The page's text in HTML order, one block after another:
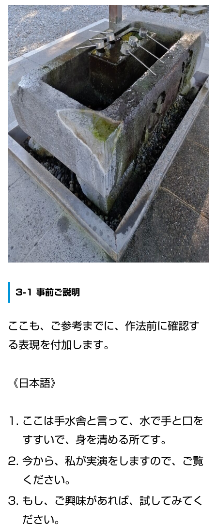
3-1 事前ご説明
ここも、ご参考までに、作法前に確認す
る表現を付加します。
《日本語》
ここは手水舎と言って、水で手と口を
すすいで、身を清める所てす。
今から、私が実演をしますので、ご覧
ください。
もし、ご興味があれば、試してみてく
ださい。